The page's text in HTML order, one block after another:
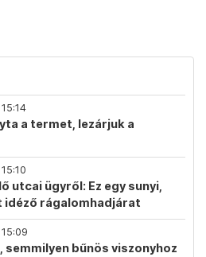
a termet, lezárjuk a
utcai ügyről: Ez egy sunyi,
rágalomhadjárat
semmilyen bűnös viszonyhoz